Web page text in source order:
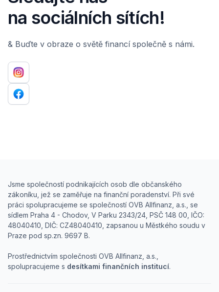
na sociálních sítích!
& Buďte v obraze o světě financí společně s námi.
Jsme společností podnikajících osob dle občanského
zákoníku, jež se zaměřuje na finanční poradenství. Při své
práci spolupracujeme se společností OVB Allfinanz, a.s., se
sídlem Praha 4 - Chodov, V Parku 2343/24, PSČ 148 00, IČO:
48040410, DIČ: CZ48040410, zapsanou u Městkého soudu v
Praze pod sp.zn. 9697 B.
Prostřednictvím společnosti OVB Allfinanz, a.s.,
spolupracujeme s desítkami finančních institucí.